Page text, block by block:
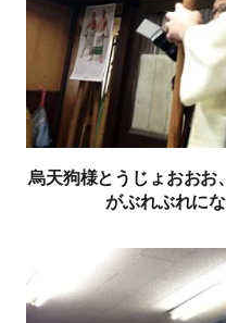
烏天狗様とうじょおおお
がぶれぶれに